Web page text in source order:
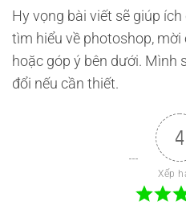
Hy vọng bài viết sẽ giúp
tìm hiểu về photoshop, mời
hoặc góp ý bên dưới. Mình
đổi nếu cần thiết.
4
Xếp